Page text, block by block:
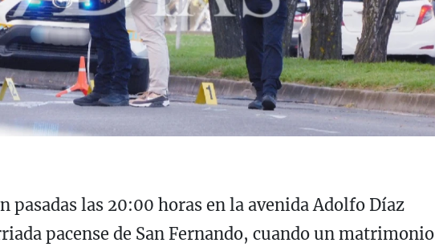
pasadas las 20:00 horas en la avenida Adolfo Díaz
pacense de San Fernando, cuando un matrimonio